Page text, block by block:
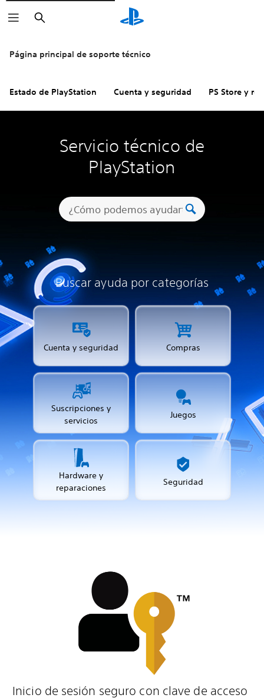
Buscar
Página principal de soporte técnico
Estado de PlayStation Cuenta y seguridad PS Store y
Servicio técnico de
PlayStation
Buscar ayuda por categorías
Cuenta y seguridad Compras
Suscripciones y
servicios
Juegos
Hardware y
reparaciones
Seguridad
Inicio de sesión seguro con clave de acceso